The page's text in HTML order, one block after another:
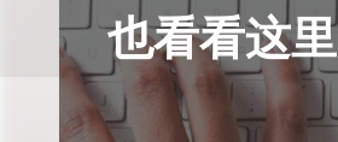
也看看这里